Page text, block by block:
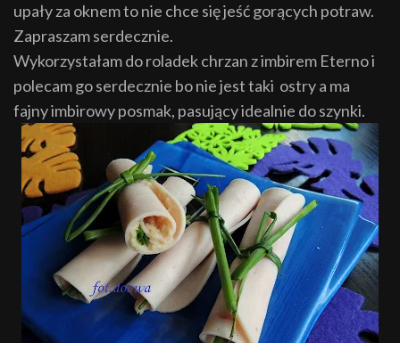
upały za oknem to nie chce się jeść gorących potraw.
Zapraszam serdecznie.
Wykorzystałam do roladek chrzan z imbirem Eterno i
polecam go serdecznie bo nie jest taki ostry a ma
fajny imbirowy posmak, pasujący idealnie do szynki.